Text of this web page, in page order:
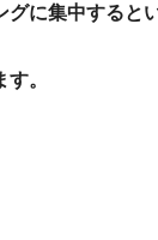
グに集中すると
。